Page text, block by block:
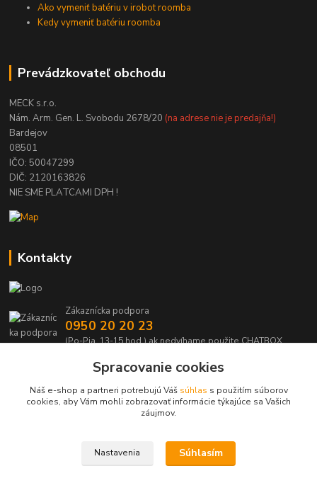
Ako vymeniť batériu v irobot roomba
Kedy vymeniť batériu roomba
Prevádzkovateľ obchodu
MECK s.r.o.
Nám. Arm. Gen. L. Svobodu 2678/20 (na adrese nie je predajňa!)
Bardejov
08501
IČO: 50047299
DIČ: 2120163826
NIE SME PLATCAMI DPH !
Kontakty
Zákaznícka podpora
0950 20 20 23
(Po-Pia, 13-15 hod.) ak nedvíhame použite CHATBOX
info@kabelmanie.sk
Upravit sběr cookies.
Spracovanie cookies
Náš e-shop a partneri potrebujú Váš súhlas s použitím súborov
cookies, aby Vám mohli zobrazovať informácie týkajúce sa Vašich
záujmov.
Nastavenia Súhlasím